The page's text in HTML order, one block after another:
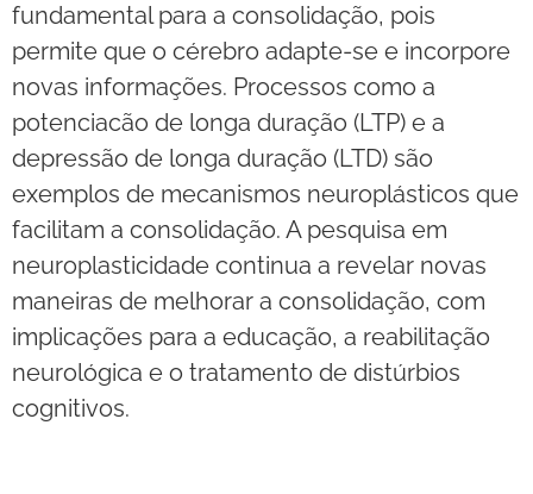
fundamental para a consolidação, pois
permite que o cérebro adapte-se e incorpore
novas informações. Processos como a
potenciacão de longa duração (LTP) e a
depressão de longa duração (LTD) são
exemplos de mecanismos neuroplásticos que
facilitam a consolidação. A pesquisa em
neuroplasticidade continua a revelar novas
maneiras de melhorar a consolidação, com
implicações para a educação, a reabilitação
neurológica e o tratamento de distúrbios
cognitivos.